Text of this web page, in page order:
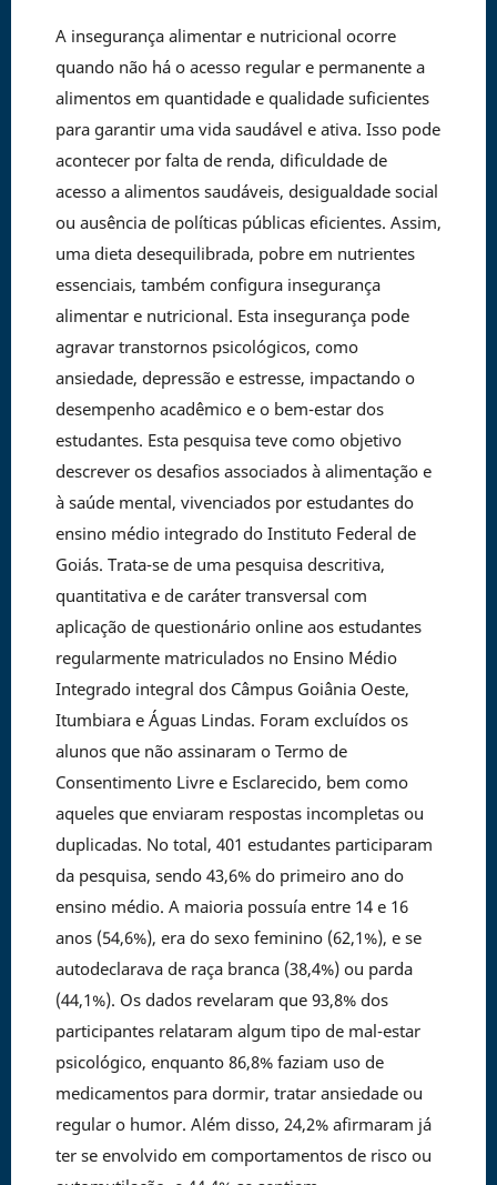
A insegurança alimentar e nutricional ocorre
quando não há o acesso regular e permanente a
alimentos em quantidade e qualidade suficientes
para garantir uma vida saudável e ativa. Isso pode
acontecer por falta de renda, dificuldade de
acesso a alimentos saudáveis, desigualdade social
ou ausência de políticas públicas eficientes. Assim,
uma dieta desequilibrada, pobre em nutrientes
essenciais, também configura insegurança
alimentar e nutricional. Esta insegurança pode
agravar transtornos psicológicos, como
ansiedade, depressão e estresse, impactando o
desempenho acadêmico e o bem-estar dos
estudantes. Esta pesquisa teve como objetivo
descrever os desafios associados à alimentação e
à saúde mental, vivenciados por estudantes do
ensino médio integrado do Instituto Federal de
Goiás. Trata-se de uma pesquisa descritiva,
quantitativa e de caráter transversal com
aplicação de questionário online aos estudantes
regularmente matriculados no Ensino Médio
Integrado integral dos Câmpus Goiânia Oeste,
Itumbiara e Águas Lindas. Foram excluídos os
alunos que não assinaram o Termo de
Consentimento Livre e Esclarecido, bem como
aqueles que enviaram respostas incompletas ou
duplicadas. No total, 401 estudantes participaram
da pesquisa, sendo 43,6% do primeiro ano do
ensino médio. A maioria possuía entre 14 e 16
anos (54,6%), era do sexo feminino (62,1%), e se
autodeclarava de raça branca (38,4%) ou parda
(44,1%). Os dados revelaram que 93,8% dos
participantes relataram algum tipo de mal-estar
psicológico, enquanto 86,8% faziam uso de
medicamentos para dormir, tratar ansiedade ou
regular o humor. Além disso, 24,2% afirmaram já
ter se envolvido em comportamentos de risco ou